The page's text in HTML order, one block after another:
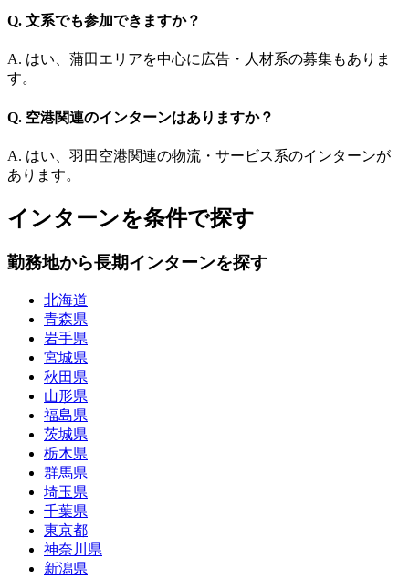
Q. 文系でも参加できますか？
A. はい、蒲田エリアを中心に広告・人材系の募集もありま
す。
Q. 空港関連のインターンはありますか？
A. はい、羽田空港関連の物流・サービス系のインターンが
あります。
インターンを条件で探す
勤務地から長期インターンを探す
北海道
青森県
岩手県
宮城県
秋田県
山形県
福島県
茨城県
栃木県
群馬県
埼玉県
千葉県
東京都
神奈川県
新潟県